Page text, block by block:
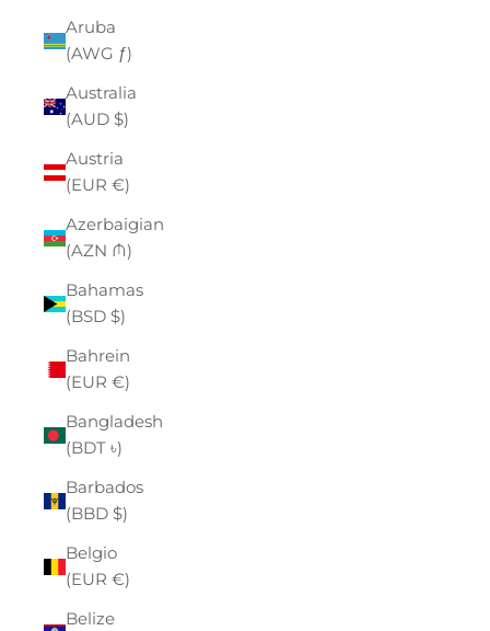
Aruba
(AWG ƒ)
Australia
(AUD $)
Austria
(EUR €)
Azerbaigian
(AZN ₼)
Bahamas
(BSD $)
Bahrein
(EUR €)
Bangladesh
(BDT ৳)
Barbados
(BBD $)
Belgio
(EUR €)
Belize